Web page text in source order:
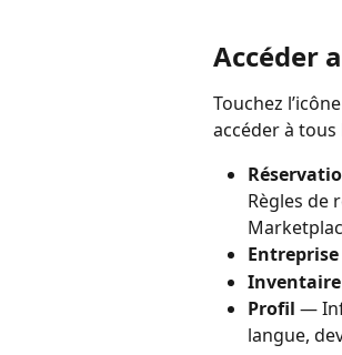
Accéder
Touchez l’icône
accéder à
Règles de
Entreprise
Inventaire
Profil —
langue,